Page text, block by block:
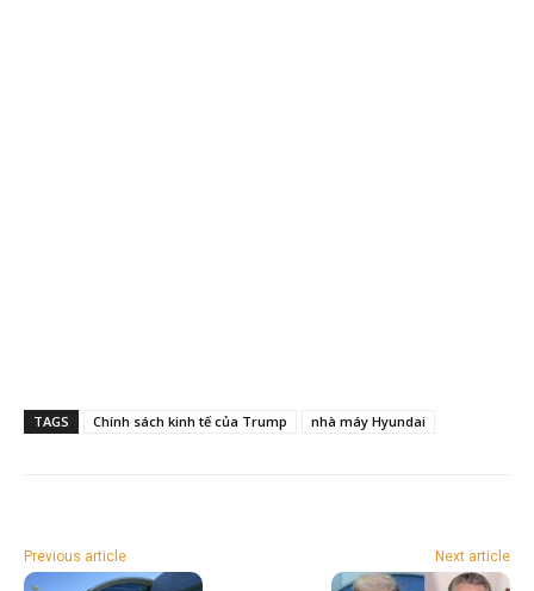
TAGS Chính sách kinh tế của Trump nhà máy Hyundai
Previous article Next article